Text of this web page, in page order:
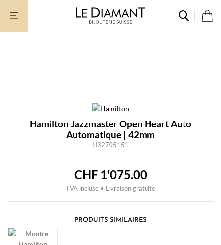
Hamilton Jazzmaster Open Heart Auto
Automatique | 42mm
H32705151
CHF1'075.00
TVA incluse • Livraison gratuite
PRODUITS SIMILAIRES